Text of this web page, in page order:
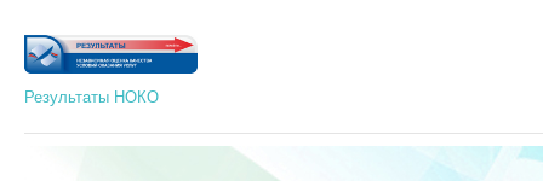
Результаты НОКО